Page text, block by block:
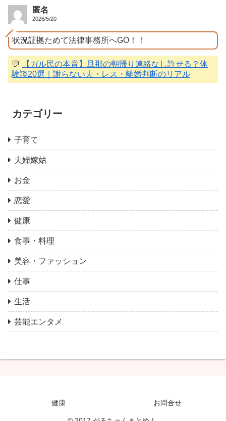
匿名
2026/5/20
状況証拠ためて法律事務所へGO！！
💬
【ガル民の本音】旦那の朝帰り連絡なし許せる？体
験談20選｜謝らない夫・レス・離婚判断のリアル
カテゴリー
子育て
夫婦嫁姑
お金
恋愛
健康
食事・料理
美容・ファッション
仕事
生活
芸能エンタメ
健康 お問合せ